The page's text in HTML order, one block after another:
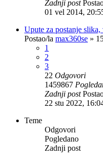
Zadnji post
01 vel 2014,
Upute za postanje
Postao/la max360se »
1
2
3
22 Odgovori
1459867
Zadnji post
22 stu 2022,
Teme
Odgovori
Pogledano
Zadnji post